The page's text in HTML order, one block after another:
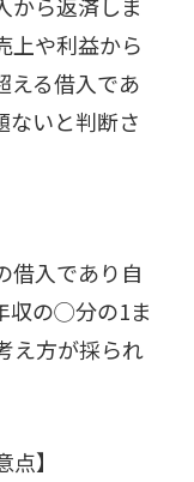
上や利益から
える借入であ
ないと判断さ
借入であり自
収の◯分の1ま
え方が採られ
】